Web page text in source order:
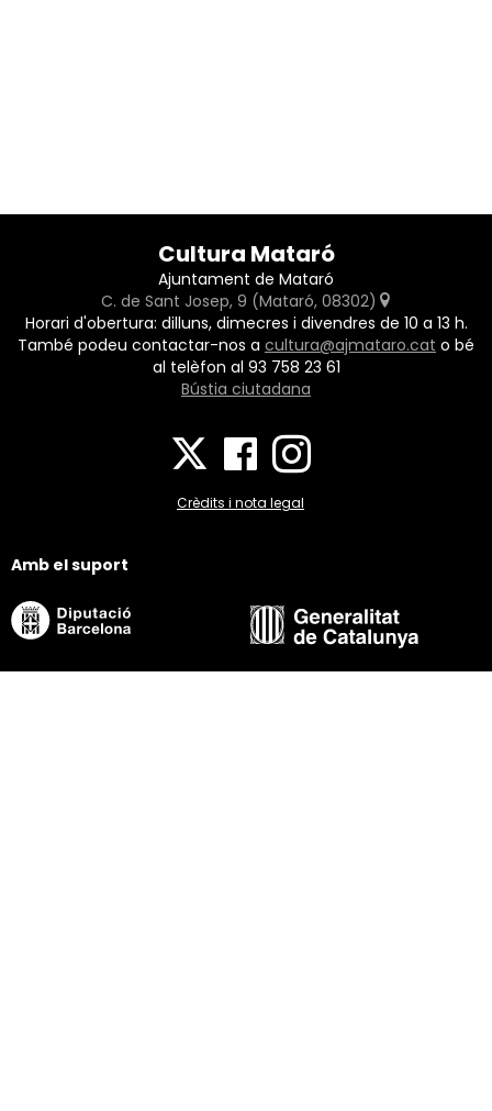
Cultura Mataró
Ajuntament de Mataró
C. de Sant Josep, 9 (Mataró, 08302)
Horari d'obertura: dilluns, dimecres i divendres de 10 a 13 h.
També podeu contactar-nos a cultura@ajmataro.cat o bé
al telèfon al 93 758 23 61
Bústia ciutadana
Crèdits i nota legal
Amb el suport